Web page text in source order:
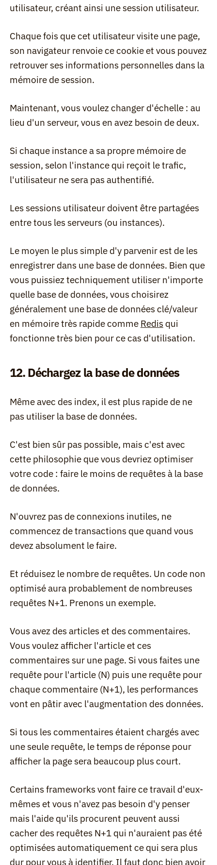
utilisateur, créant ainsi une session utilisateur.
Chaque fois que cet utilisateur visite une page,
son navigateur renvoie ce cookie et vous pouvez
retrouver ses informations personnelles dans la
mémoire de session.
Maintenant, vous voulez changer d'échelle : au
lieu d'un serveur, vous en avez besoin de deux.
Si chaque instance a sa propre mémoire de
session, selon l'instance qui reçoit le trafic,
l'utilisateur ne sera pas authentifié.
Les sessions utilisateur doivent être partagées
entre tous les serveurs (ou instances).
Le moyen le plus simple d'y parvenir est de les
enregistrer dans une base de données. Bien que
vous puissiez techniquement utiliser n'importe
quelle base de données, vous choisirez
généralement une base de données clé/valeur
en mémoire très rapide comme Redis qui
fonctionne très bien pour ce cas d'utilisation.
12. Déchargez la base de données
Même avec des index, il est plus rapide de ne
pas utiliser la base de données.
C'est bien sûr pas possible, mais c'est avec
cette philosophie que vous devriez optimiser
votre code : faire le moins de requêtes à la base
de données.
N'ouvrez pas de connexions inutiles, ne
commencez de transactions que quand vous
devez absolument le faire.
Et réduisez le nombre de requêtes. Un code non
optimisé aura probablement de nombreuses
requêtes N+1. Prenons un exemple.
Vous avez des articles et des commentaires.
Vous voulez afficher l'article et ces
commentaires sur une page. Si vous faites une
requête pour l'article (N) puis une requête pour
chaque commentaire (N+1), les performances
vont en pâtir avec l'augmentation des données.
Si tous les commentaires étaient chargés avec
une seule requête, le temps de réponse pour
afficher la page sera beaucoup plus court.
Certains frameworks vont faire ce travail d'eux-
mêmes et vous n'avez pas besoin d'y penser
mais l'aide qu'ils procurent peuvent aussi
cacher des requêtes N+1 qui n'auraient pas été
optimisées automatiquement ce qui sera plus
dur pour vous à identifier. Il faut donc bien avoir